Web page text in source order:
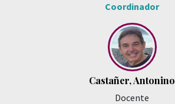
Coordinador
Castañer, Antonino
Docente